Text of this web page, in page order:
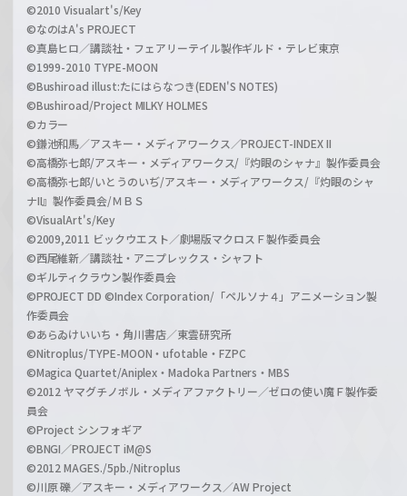
©2010 Visualart's/Key
©なのはA's PROJECT
©真島ヒロ／講談社・フェアリーテイル製作ギルド・テレビ東京
©1999-2010 TYPE-MOON
©Bushiroad illust:たにはらなつき(EDEN'S NOTES)
©Bushiroad/Project MILKY HOLMES
©カラー
©鎌池和馬／アスキー・メディアワークス／PROJECT-INDEX II
©高橋弥七郎/アスキー・メディアワークス/『灼眼のシャナ』製作委員会
©高橋弥七郎/いとうのいぢ/アスキー・メディアワークス/『灼眼のシャ
ナII』製作委員会/ＭＢＳ
©VisualArt's/Key
©2009,2011 ビックウエスト／劇場版マクロスＦ製作委員会
©西尾維新／講談社・アニプレックス・シャフト
©ギルティクラウン製作委員会
©PROJECT DD ©Index Corporation/「ペルソナ４」アニメーション製
作委員会
©あらゐけいいち・角川書店／東雲研究所
©Nitroplus/TYPE-MOON・ufotable・FZPC
©Magica Quartet/Aniplex・Madoka Partners・MBS
©2012 ヤマグチノボル・メディアファクトリー／ゼロの使い魔Ｆ製作委
員会
©Project シンフォギア
©BNGI／PROJECT iM@S
©2012 MAGES./5pb./Nitroplus
©川原 礫／アスキー・メディアワークス／AW Project